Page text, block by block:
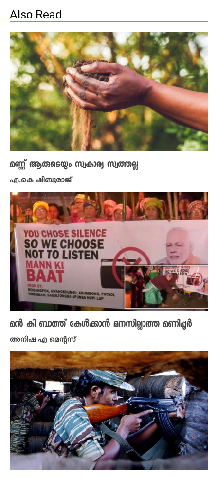
Also Read
മണ്ണ് ആരുടെയും സ്വകാര്യ സ്വത്തല്ല
എ.കെ ഷിബുരാജ്
മൻ കി ബാത്ത് കേൾക്കാൻ മനസില്ലാത്ത മണിപ്പൂർ
അനിഷ എ മെന്റസ്